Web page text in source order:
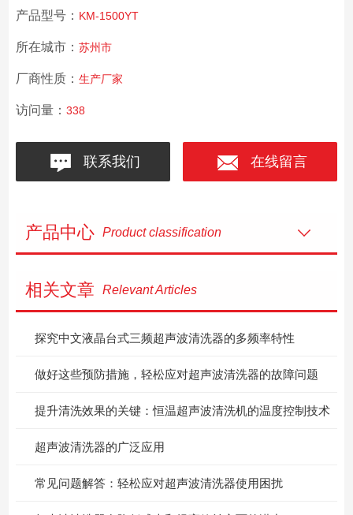
产品型号： KM-1500YT
所在城市： 苏州市
厂商性质： 生产厂家
访问量： 338
联系我们 在线留言
产品中心 Product classification
相关文章 Relevant Articles
探究中文液晶台式三频超声波清洗器的多频率特性
做好这些预防措施，轻松应对超声波清洗器的故障问题
提升清洗效果的关键：恒温超声波清洗机的温度控制技术
超声波清洗器的广泛应用
常见问题解答：轻松应对超声波清洗器使用困扰